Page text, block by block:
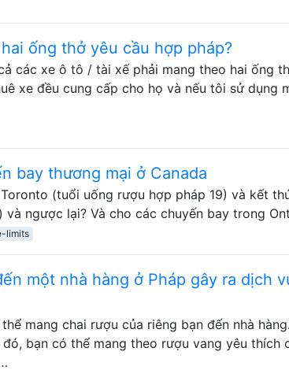
ống thở yêu cầu hợp pháp?
các xe ô tô / tài xế phải mang theo hai ống
xe đều cung cấp cho họ và nếu tôi sử dụng
bay thương mại ở Canada
(tuổi uống rượu hợp pháp 19) và kết
ngược lại? Và cho các chuyến bay trong
limits
một nhà hàng ở Pháp gây ra dịch
mang chai rượu của riêng bạn đến nhà
bạn có thể mang theo rượu vang yêu thích